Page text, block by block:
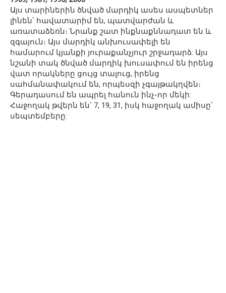
Այս տարիներին ծնված մարդիկ ասես ասպետներ
լինեն՝ հավատարիմ են, պատվարժան և
առատաձեռն։ Նրանք շատ ինքնաքննադատ են և
զգայուն։ Այս մարդիկ անխուսափելի են
համարում կյանքի յուրաքանչյուր շրջադարձ: Այս
նշանի տակ ծնված մարդիկ խուսափում են իրենց
վատ որակները ցույց տալուց, իրենց
սահմանափակում են, որպեսզի չգայթակղվեն։
Գերադասում են ապրել հանուն ինչ-որ մեկի:
Հաջողակ թվերն են՝ 7, 19, 31, իսկ հաջողակ ամիսը՝
սեպտեմբերը: